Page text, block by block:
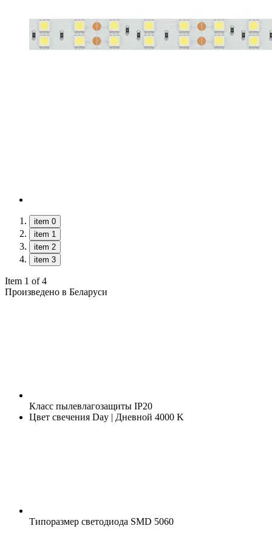
item 0
item 1
item 2
item 3
Item 1 of 4
Произведено в Беларуси
Класс пылевлагозащиты IP20
Цвет свечения Day | Дневной 4000 K
Типоразмер светодиода SMD 5060